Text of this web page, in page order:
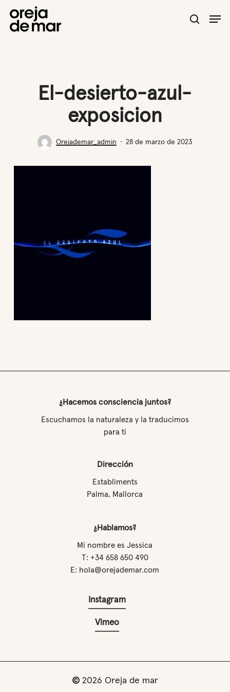
search
El-desierto-azul-
exposicion
Orejademar_admin 28 de marzo de 2023
¿Hacemos consciencia juntos?
Escuchamos la naturaleza y la traducimos
para ti
Dirección
Establiments
Palma, Mallorca
¿Hablamos?
Mi nombre es Jessica
T: +34 658 650 490
E: hola@orejademar.com
Instagram
Vimeo
© 2026 Oreja de mar